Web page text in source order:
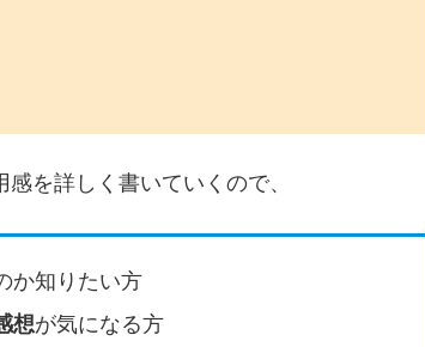
を詳しく書いていくので、
か知りたい方
想が気になる方